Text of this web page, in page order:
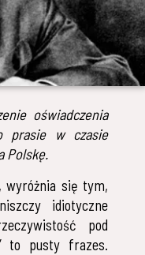
oświadczenia
prasie w czasie
Polskę.
wyróżnia się tym,
idiotyczne
pod
to pusty frazes.